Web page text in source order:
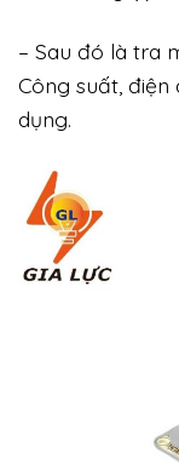
– Sau đó là tra
Công suất,
dụng.